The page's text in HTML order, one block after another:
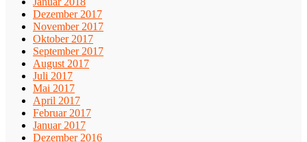
Dezember 2017
November 2017
Oktober 2017
September 2017
August 2017
Juli 2017
Mai 2017
April 2017
Februar 2017
Januar 2017
Dezember 2016